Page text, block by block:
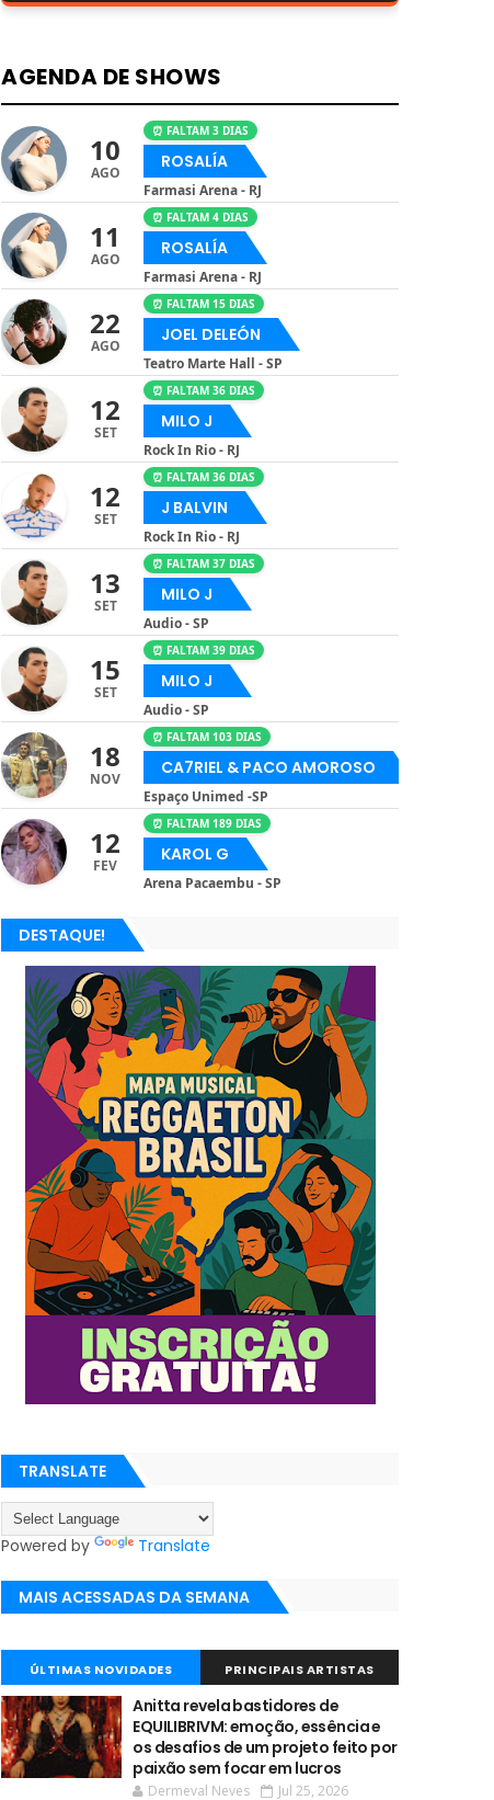
AGENDA DE SHOWS
10
AGO
⏰ FALTAM 3 DIAS
ROSALÍA
Farmasi Arena - RJ
11
AGO
⏰ FALTAM 4 DIAS
ROSALÍA
Farmasi Arena - RJ
22
AGO
⏰ FALTAM 15 DIAS
JOEL DELEÓN
Teatro Marte Hall - SP
12
SET
⏰ FALTAM 36 DIAS
MILO J
Rock In Rio - RJ
12
SET
⏰ FALTAM 36 DIAS
J BALVIN
Rock In Rio - RJ
13
SET
⏰ FALTAM 37 DIAS
MILO J
Audio - SP
15
SET
⏰ FALTAM 39 DIAS
MILO J
Audio - SP
18
NOV
⏰ FALTAM 103 DIAS
CA7RIEL & PACO AMOROSO
Espaço Unimed -SP
12
FEV
⏰ FALTAM 189 DIAS
KAROL G
Arena Pacaembu - SP
DESTAQUE!
TRANSLATE
Powered by Translate
MAIS ACESSADAS DA SEMANA
ÚLTIMAS NOVIDADES PRINCIPAIS ARTISTAS
Anitta revela bastidores de
EQUILIBRIVM: emoção, essência e
os desafios de um projeto feito por
paixão sem focar em lucros
Dermeval Neves Jul 25, 2026